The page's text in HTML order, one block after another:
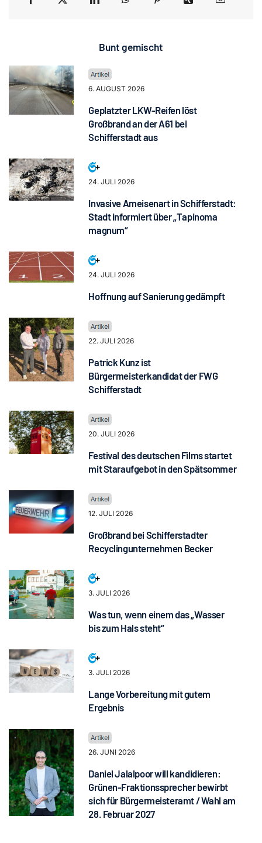
Bunt gemischt
6. AUGUST 2026
Geplatzter LKW-Reifen löst
Großbrand an der A61 bei
Schifferstadt aus
24. JULI 2026
Invasive Ameisenart in Schifferstadt:
Stadt informiert über „Tapinoma
magnum“
24. JULI 2026
Hoffnung auf Sanierung gedämpft
22. JULI 2026
Patrick Kunz ist
Bürgermeisterkandidat der FWG
Schifferstadt
20. JULI 2026
Festival des deutschen Films startet
mit Staraufgebot in den Spätsommer
12. JULI 2026
Großbrand bei Schifferstadter
Recyclingunternehmen Becker
3. JULI 2026
Was tun, wenn einem das „Wasser
bis zum Hals steht“
3. JULI 2026
Lange Vorbereitung mit gutem
Ergebnis
26. JUNI 2026
Daniel Jalalpoor will kandidieren:
Grünen-Fraktionssprecher bewirbt
sich für Bürgermeisteramt / Wahl am
28. Februar 2027